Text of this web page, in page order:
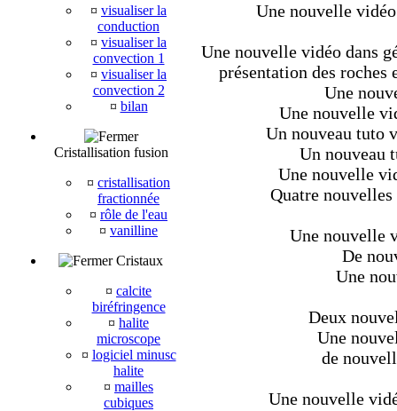
¤ visualiser la
conduction
¤ visualiser la
convection 1
¤ visualiser la
convection 2
¤ bilan
Cristallisation fusion
¤ cristallisation
fractionnée
¤ rôle de l'eau
¤ vanilline
Cristaux
¤ calcite
biréfringence
¤ halite
microscope
¤ logiciel minusc
halite
¤ mailles
cubiques
Une nouvelle
Une nouvelle vidéo dans
présentation des
Une
Une nouvelle
Un nouveau tuto
Un nouveau
Une nouvelle
Quatre
Une nouvelle
De
Une
Deux
Une
de
Une nouvelle